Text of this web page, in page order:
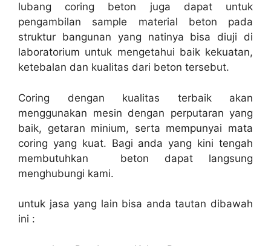
lubang coring beton juga dapat untuk
pengambilan sample material beton pada
struktur bangunan yang natinya bisa diuji di
laboratorium untuk mengetahui baik kekuatan,
ketebalan dan kualitas dari beton tersebut.
Coring dengan kualitas terbaik akan
menggunakan mesin dengan perputaran yang
baik, getaran minium, serta mempunyai mata
coring yang kuat. Bagi anda yang kini tengah
membutuhkan beton dapat langsung
menghubungi kami.
untuk jasa yang lain bisa anda tautan dibawah
ini :